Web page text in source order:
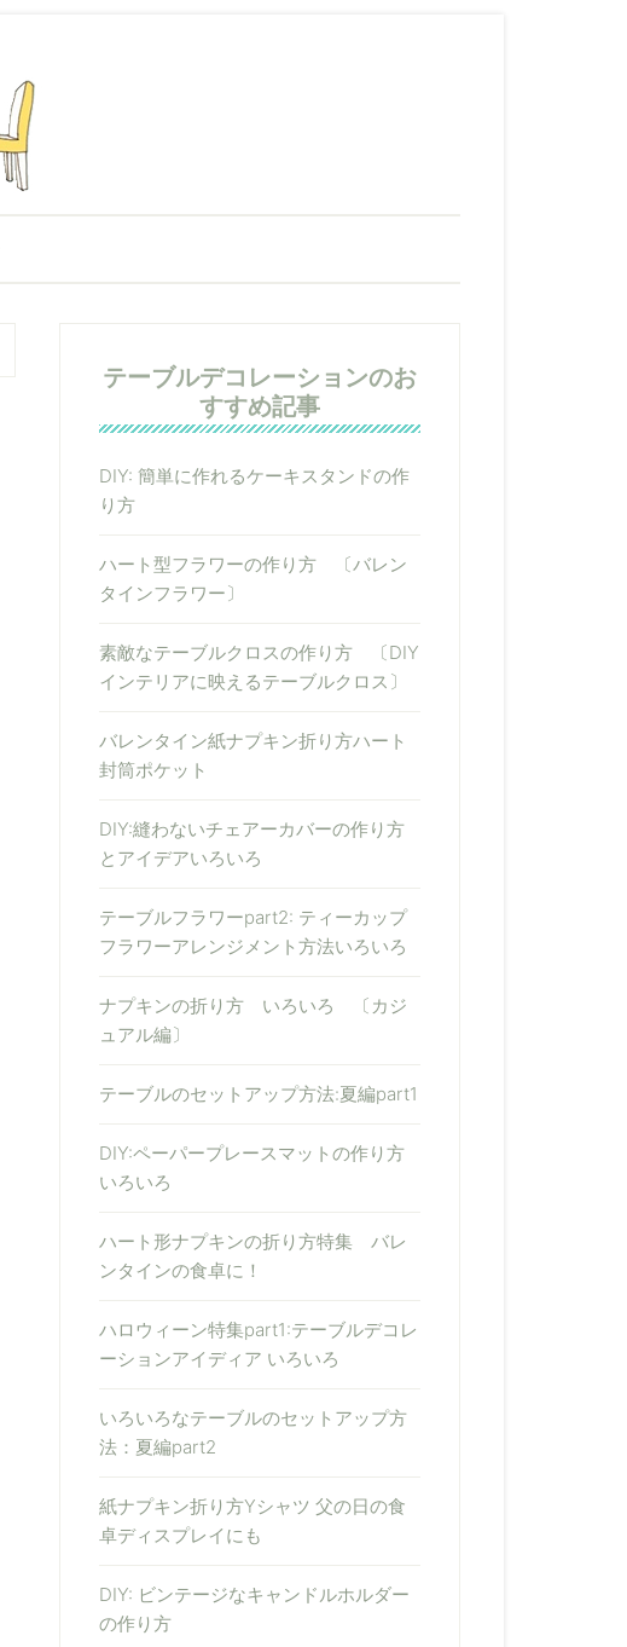
テーブルデコレーションのお
すすめ記事
DIY: 簡単に作れるケーキスタンドの作
り方
ハート型フラワーの作り方 〔バレン
タインフラワー〕
素敵なテーブルクロスの作り方 〔DIY
インテリアに映えるテーブルクロス〕
バレンタイン紙ナプキン折り方ハート
封筒ポケット
DIY:縫わないチェアーカバーの作り方
とアイデアいろいろ
テーブルフラワーpart2: ティーカップ
フラワーアレンジメント方法いろいろ
ナプキンの折り方 いろいろ 〔カジ
ュアル編〕
テーブルのセットアップ方法:夏編part1
DIY:ペーパープレースマットの作り方
いろいろ
ハート形ナプキンの折り方特集 バレ
ンタインの食卓に！
ハロウィーン特集part1:テーブルデコレ
ーションアイディア いろいろ
いろいろなテーブルのセットアップ方
法：夏編part2
紙ナプキン折り方Yシャツ 父の日の食
卓ディスプレイにも
DIY: ビンテージなキャンドルホルダー
の作り方